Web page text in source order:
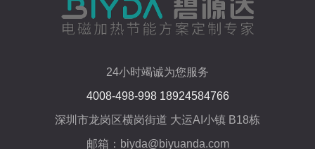
24小时竭诚为您服务
4008-498-998 18924584766
深圳市龙岗区横岗街道 大运AI小镇 B18栋
邮箱：biyda@biyuanda.com